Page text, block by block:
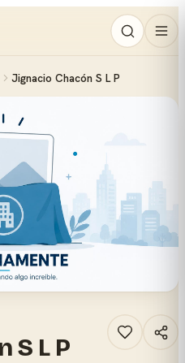
Jignacio Chacón S L P
S L P